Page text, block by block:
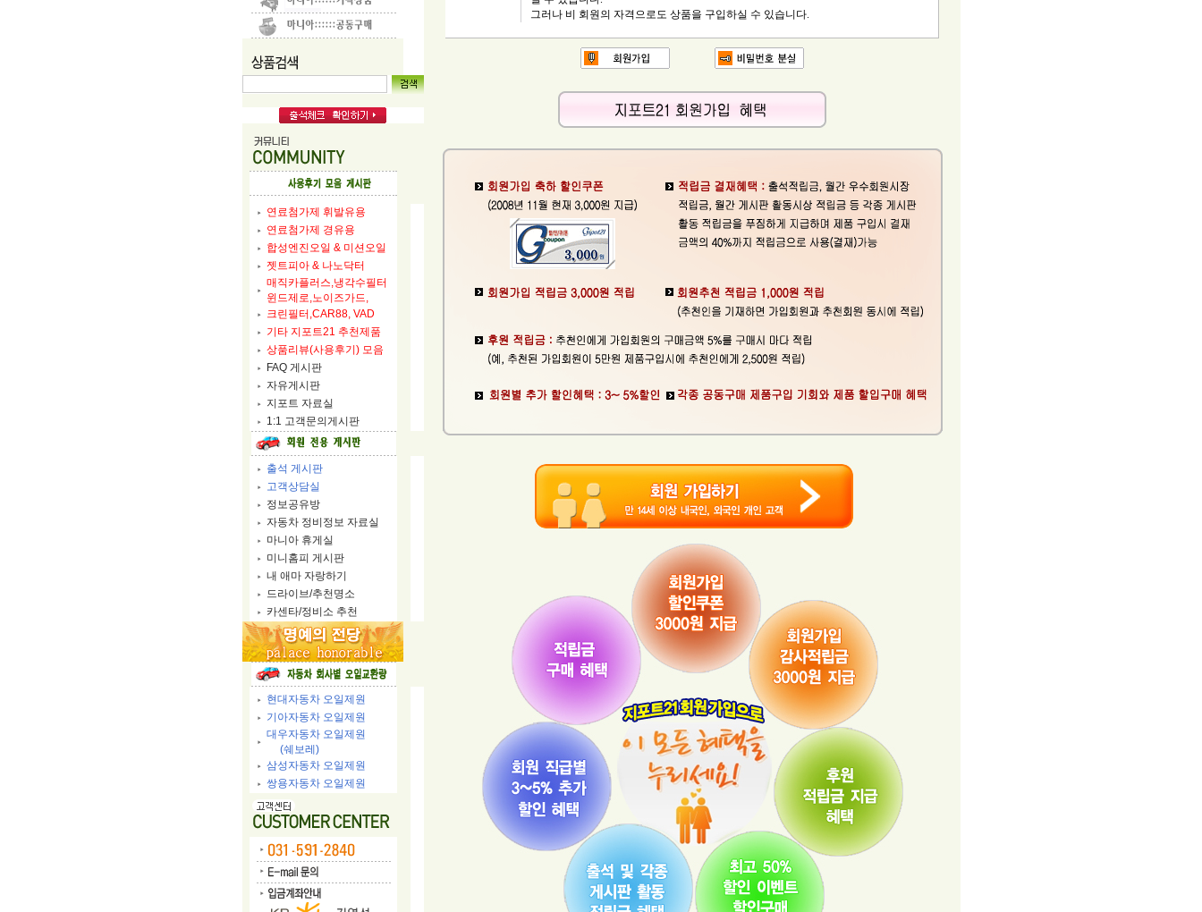
연료첨가제 휘발유용
연료첨가제 경유용
합성엔진오일 & 미션오일
젯트피아 & 나노닥터
매직카플러스,냉각수필터
윈드제로,노이즈가드,
크린필터,CAR88, VAD
기타 지포트21 추천제품
상품리뷰(사용후기) 모음
FAQ 게시판
자유게시판
지포트 자료실
1:1 고객문의게시판
출석 게시판
고객상담실
정보공유방
자동차 정비정보 자료실
마니아 휴게실
미니홈피 게시판
내 애마 자랑하기
드라이브/추천명소
카센타/정비소 추천
현대자동차 오일제원
기아자동차 오일제원
대우자동차 오일제원
(쉐보레)
삼성자동차 오일제원
쌍용자동차 오일제원
그러나 비 회원의 자격으로도 상품을 구입하실 수 있습니다.